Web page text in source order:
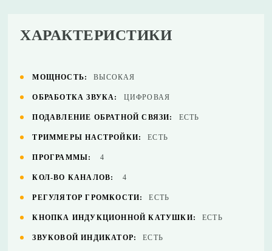
ХАРАКТЕРИСТИКИ
МОЩНОСТЬ: ВЫСОКАЯ
ОБРАБОТКА ЗВУКА: ЦИФРОВАЯ
ПОДАВЛЕНИЕ ОБРАТНОЙ СВЯЗИ: ЕСТЬ
ТРИММЕРЫ НАСТРОЙКИ: ЕСТЬ
ПРОГРАММЫ: 4
КОЛ-ВО КАНАЛОВ: 4
РЕГУЛЯТОР ГРОМКОСТИ: ЕСТЬ
КНОПКА ИНДУКЦИОННОЙ КАТУШКИ: ЕСТЬ
ЗВУКОВОЙ ИНДИКАТОР: ЕСТЬ